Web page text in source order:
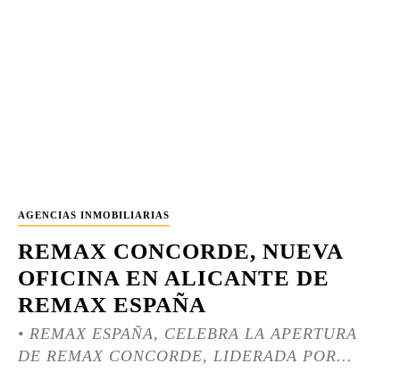
AGENCIAS INMOBILIARIAS
REMAX CONCORDE, NUEVA
OFICINA EN ALICANTE DE
REMAX ESPAÑA
• REMAX ESPAÑA, CELEBRA LA APERTURA
DE REMAX CONCORDE, LIDERADA POR...